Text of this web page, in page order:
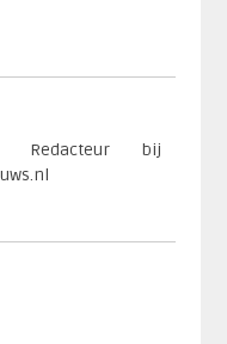
Redacteur bij